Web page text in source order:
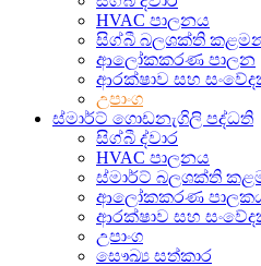
HVAC පාලනය
සිග්බී බලශක්ති
ආලෝකකරණ පාලන
ආරක්ෂාව සහ
උපාංග
ස්මාර්ට් ගොඩනැගිලි පද්ධති
සිග්බී ද්වාර
HVAC පාලනය
ස්මාර්ට් බලශක්ති
ආලෝකකරණ
ආරක්ෂාව සහ
උපාංග
සෞඛ්‍ය සත්කාර